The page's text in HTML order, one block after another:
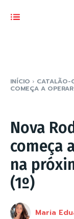
INÍCIO CATALÃO-
COMEÇA A
Nova
começa
na
(1º)
Maria